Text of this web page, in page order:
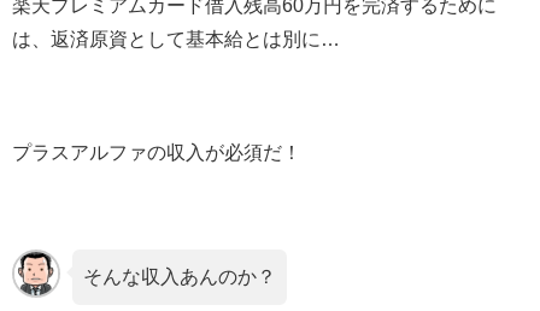
楽天プレミアムカード借入残高60万円を完済するために
は、返済原資として基本給とは別に…
プラスアルファの収入が必須だ！
そんな収入あんのか？